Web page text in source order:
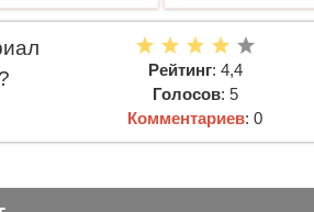
Рейтинг: 4,4
Голосов: 5
Комментариев: 0